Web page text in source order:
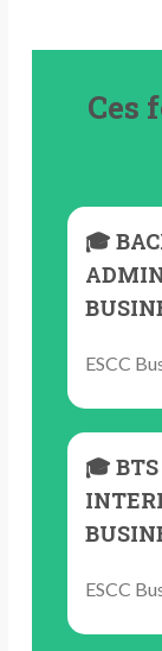
Ces
🎓
ESCC
🎓
ESCC